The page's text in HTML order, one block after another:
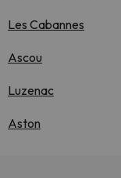
Les Cabannes
Ascou
Luzenac
Aston